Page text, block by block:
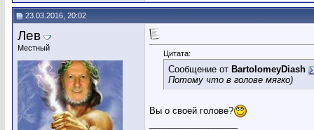
23.03.2016, 20:02
Лев
Местный
Цитата:
Сообщение от BartolomeyDiash
Потому что в голове мягко)
Вы о своей голове?